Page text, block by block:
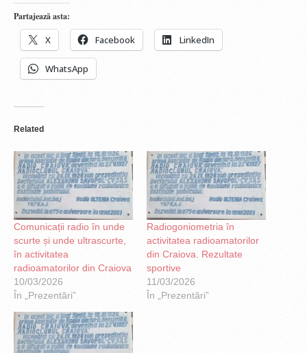
Partajează asta:
X Facebook LinkedIn
WhatsApp
Related
Comunicații radio în unde
scurte și unde ultrascurte,
în activitatea
radioamatorilor din Craiova
10/03/2026
În „Prezentări”
Radiogoniometria în
activitatea radioamatorilor
din Craiova. Rezultate
sportive
11/03/2026
În „Prezentări”